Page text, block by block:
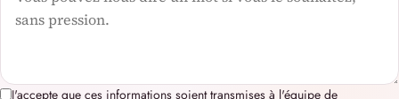
J'accepte que ces informations soient transmises à l'équipe de